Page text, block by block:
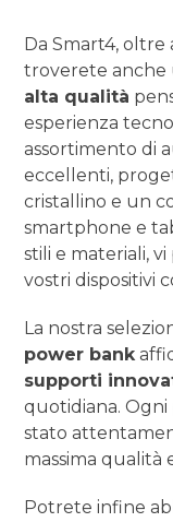
Da Smart4,
troverete anche
alta qualità
esperienza
assortimento di
eccellenti,
cristallino e un
smartphone e
stili e materiali,
vostri dispositivi
La nostra
power bank
supporti
quotidiana.
stato
massima qualità
Potrete infine